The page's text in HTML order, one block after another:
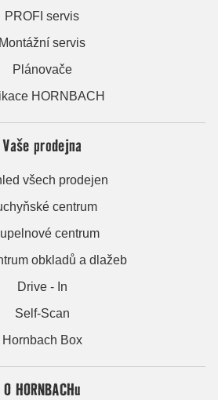
PROFI servis
Montážní servis
Plánovače
HORNBACH
Vaše prodejna
všech prodejen
centrum
centrum
obkladů a dlažeb
Drive - In
Self-Scan
Hornbach Box
O HORNBACHu